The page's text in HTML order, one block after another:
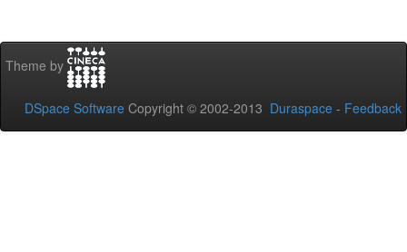
Theme by
DSpace Software Copyright © 2002-2013 Duraspace - Feedback